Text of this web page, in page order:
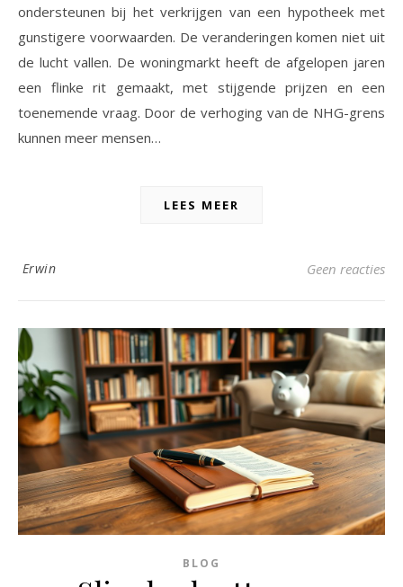
ondersteunen bij het verkrijgen van een hypotheek met
gunstigere voorwaarden. De veranderingen komen niet uit
de lucht vallen. De woningmarkt heeft de afgelopen jaren
een flinke rit gemaakt, met stijgende prijzen en een
toenemende vraag. Door de verhoging van de NHG-grens
kunnen meer mensen…
LEES MEER
Erwin Geen reacties
BLOG